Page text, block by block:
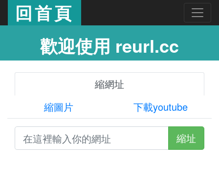
回首頁
歡迎使用 reurl.cc
縮網址
縮圖片
下載youtube
縮址